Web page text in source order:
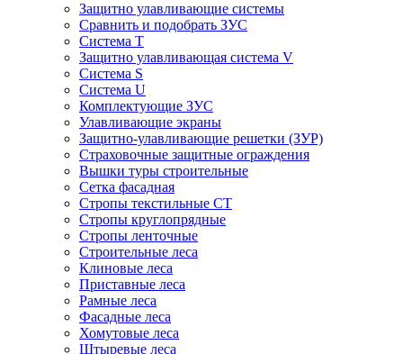
Защитно улавливающие системы
Сравнить и подобрать ЗУС
Система Т
Защитно улавливающая система V
Система S
Система U
Комплектующие ЗУС
Улавливающие экраны
Защитно-улавливающие решетки (ЗУР)
Страховочные защитные ограждения
Вышки туры строительные
Сетка фасадная
Стропы текстильные СТ
Cтропы круглопрядные
Cтропы ленточные
Строительные леса
Клиновые леса
Приставные леса
Рамные леса
Фасадные леса
Хомутовые леса
Штыревые леса